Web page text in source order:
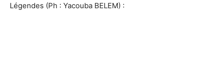
Légendes (Ph : Yacouba BELEM) :